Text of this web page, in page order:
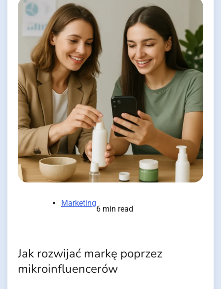
Marketing
6 min read
Jak rozwijać markę poprzez
mikroinfluencerów